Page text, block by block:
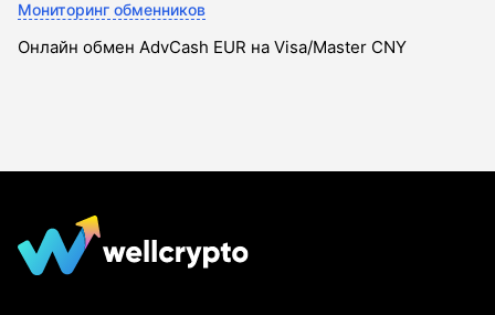
Мониторинг обменников
Онлайн обмен AdvCash EUR на Visa/Master CNY